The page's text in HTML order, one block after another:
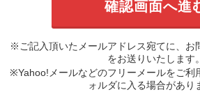
※ご記入頂いたメールアドレス宛てに、お
をお送りいたします。
※Yahoo!メールなどのフリーメールをご利
ォルダに入る場合があり